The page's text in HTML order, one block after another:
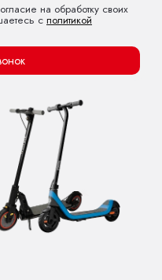
на обработку своих
с политикой